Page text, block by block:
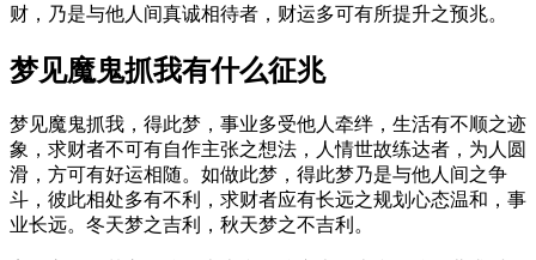
财，乃是与他人间真诚相待者，财运多可有所提升之预兆。
梦见魔鬼抓我有什么征兆
梦见魔鬼抓我，得此梦，事业多受他人牵绊，生活有不顺之迹
象，求财者不可有自作主张之想法，人情世故练达者，为人圆
滑，方可有好运相随。如做此梦，得此梦乃是与他人间之争
斗，彼此相处多有不利，求财者应有长远之规划心态温和，事
业长远。冬天梦之吉利，秋天梦之不吉利。